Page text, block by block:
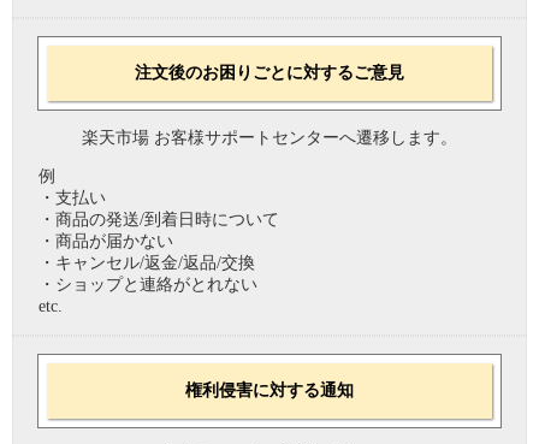
注文後のお困りごとに対するご意見
楽天市場 お客様サポートセンターへ遷移します。
例
・支払い
・商品の発送/到着日時について
・商品が届かない
・キャンセル/返金/返品/交換
・ショップと連絡がとれない
etc.
権利侵害に対する通知